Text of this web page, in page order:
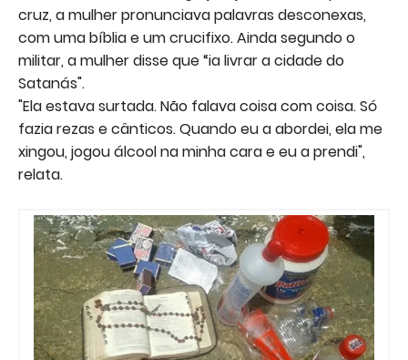
cruz, a mulher pronunciava palavras desconexas,
com uma bíblia e um crucifixo. Ainda segundo o
militar, a mulher disse que “ia livrar a cidade do
Satanás".
"Ela estava surtada. Não falava coisa com coisa. Só
fazia rezas e cânticos. Quando eu a abordei, ela me
xingou, jogou álcool na minha cara e eu a prendi",
relata.